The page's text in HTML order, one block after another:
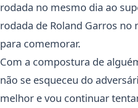
rodada no mesmo dia ao
rodada de Roland Garros
para comemorar.
Com a compostura de
não se esqueceu do
melhor e vou continuar